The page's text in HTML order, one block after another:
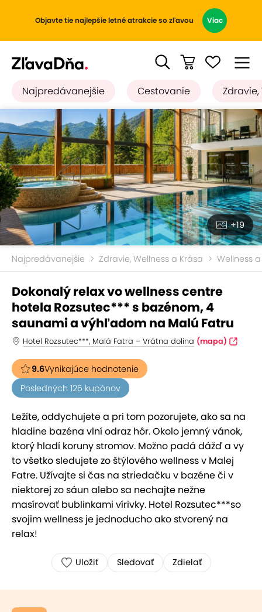
Objavte tie najlepšie letné atrakcie so zľavou Viac
Najpredávanejšie Cestovanie Zdravie,
+19
Najpredávanejšie Zdravie, Wellness a Krása Wellness
Dokonalý relax vo wellness centre
hotela Rozsutec*** s bazénom, 4
saunami a výhľadom na Malú Fatru
Hotel Rozsutec***, Malá Fatra – Vrátna dolina (mapa)
9.6Vynikajúce hodnotenie
Posledných 125 kupónov
Ležíte, oddychujete a pri tom pozorujete, ako sa na
hladine bazéna vlní odraz hôr. Okolo jemný vánok,
ktorý hladí koruny stromov. Možno padá dážď a vy
to všetko sledujete zo štýlového wellness v Malej
Fatre. Užívajte si čas na striedačku v bazéne či v
niektorej zo sáun alebo sa nechajte nežne
masírovať bublinkami vírivky. Hotel Rozsutec***so
svojim wellness je jednoducho ako stvorený na
relax!
Uložiť Sledovať Zdielať